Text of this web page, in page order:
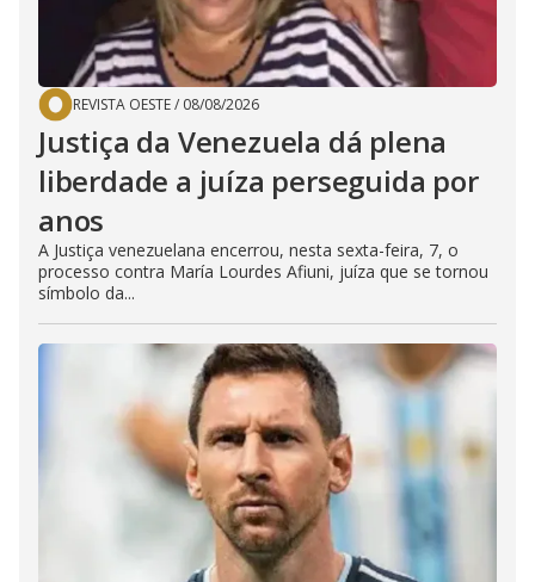
REVISTA OESTE/ 08/08/2026
Justiça da Venezuela dá plena
liberdade a juíza perseguida por
anos
A Justiça venezuelana encerrou, nesta sexta-feira, 7, o
processo contra María Lourdes Afiuni, juíza que se tornou
símbolo da...